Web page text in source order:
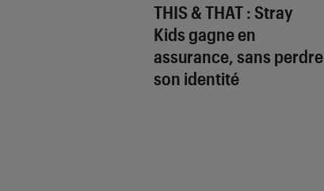
THIS & THAT: Stray
Kids gagne en
assurance, sans perdre
son identité